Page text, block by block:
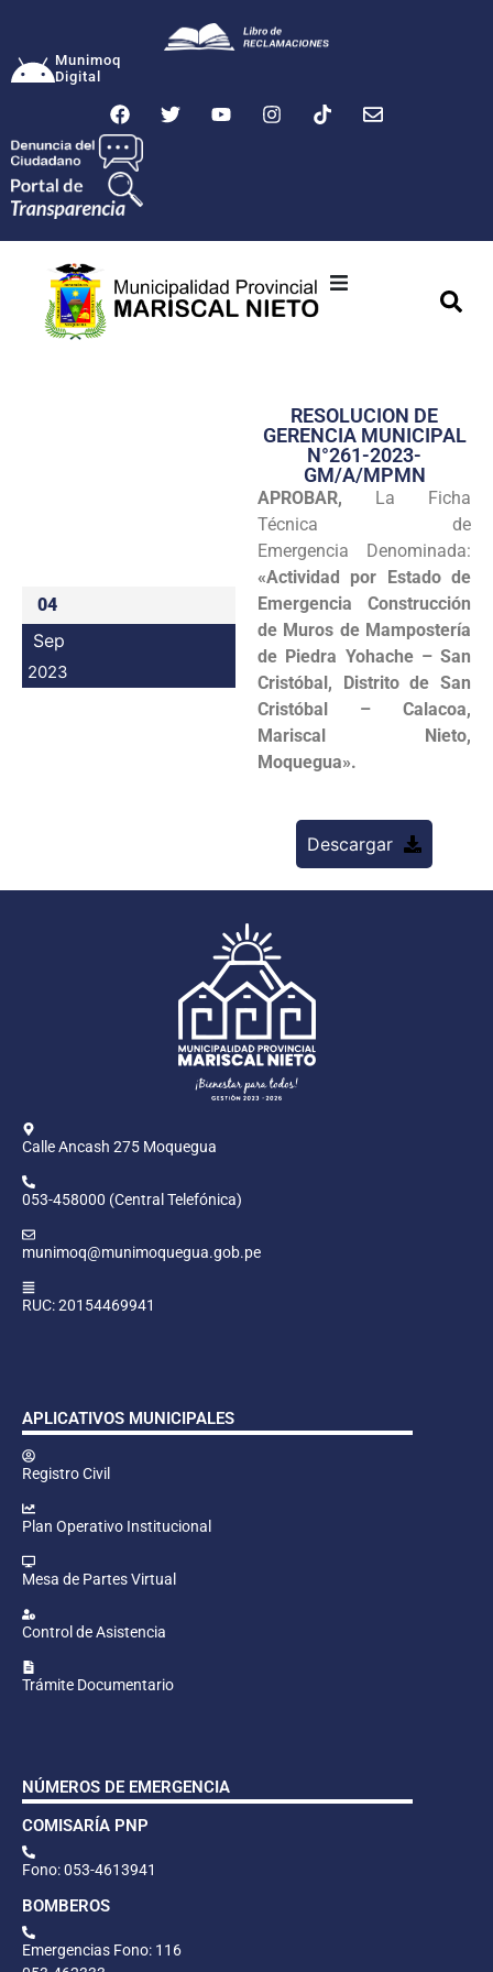
Munimoq
Digital
Transparencia
Seguridad
Intranet
04
Sep
2023
RESOLUCION DE
GERENCIA MUNICIPAL
N°261-2023-
GM/A/MPMN
APROBAR, La Ficha
Técnica de
Emergencia Denominada:
«Actividad por Estado de
Emergencia Construcción
de Muros de Mampostería
de Piedra Yohache – San
Cristóbal, Distrito de San
Cristóbal – Calacoa,
Mariscal Nieto,
Moquegua».
Descargar
Calle Ancash 275 Moquegua
053-458000 (Central Telefónica)
munimoq@munimoquegua.gob.pe
RUC: 20154469941
APLICATIVOS MUNICIPALES
Registro Civil
Plan Operativo Institucional
Mesa de Partes Virtual
Control de Asistencia
Trámite Documentario
NÚMEROS DE EMERGENCIA
COMISARÍA PNP
Fono: 053-4613941
BOMBEROS
Emergencias Fono: 116